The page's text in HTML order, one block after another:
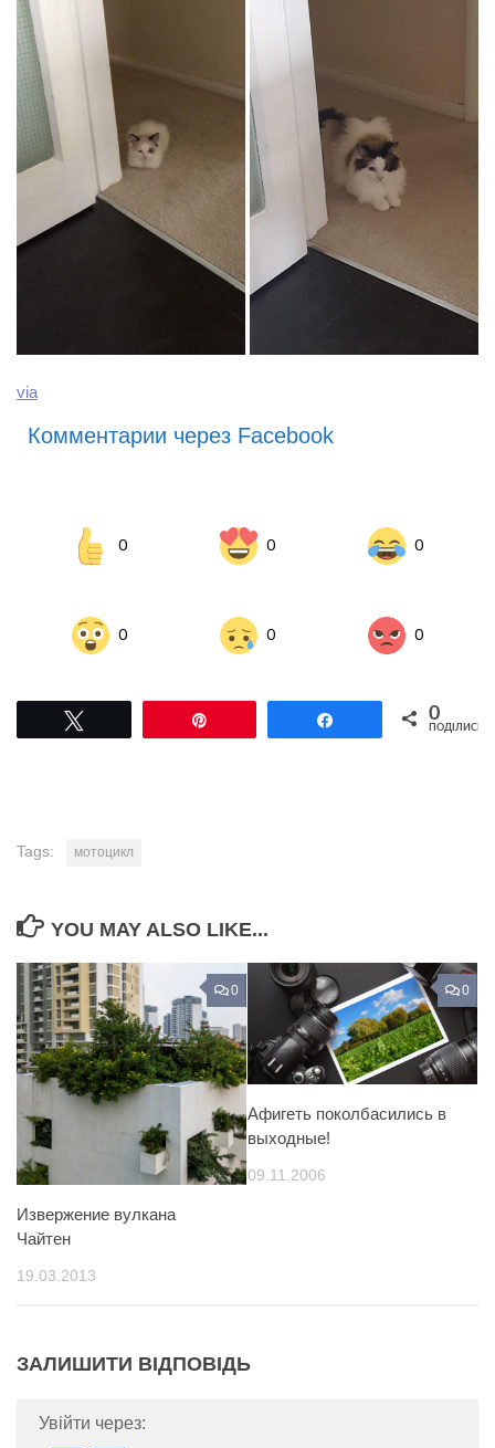
via
Комментарии через Facebook
0 0 0
0 0 0
Поділитися0
ПОДІЛИСЬ
Tags: мотоцикл
YOU MAY ALSO LIKE...
0
Извержение вулкана
Чайтен
19.03.2013
0
Афигеть поколбасились в
выходные!
09.11.2006
ЗАЛИШИТИ ВІДПОВІДЬ
Увійти через: